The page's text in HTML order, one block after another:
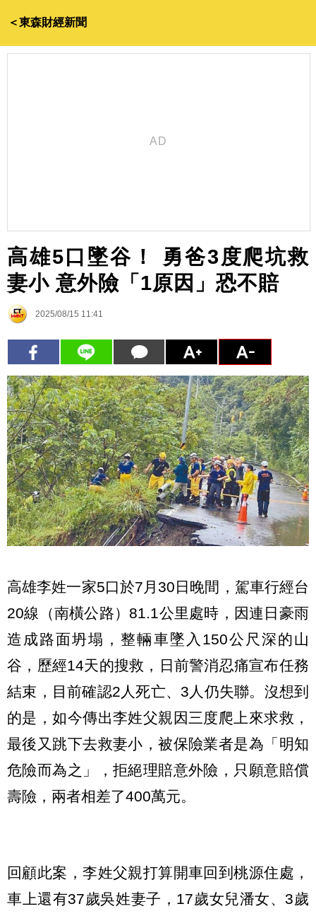
＜東森財經新聞
高雄5口墜谷！ 勇爸3度爬坑救
妻小 意外險「1原因」恐不賠
2025/08/15 11:41
高雄李姓一家5口於7月30日晚間，駕車行經台
20線（南橫公路）81.1公里處時，因連日豪雨
造成路面坍塌，整輛車墜入150公尺深的山
谷，歷經14天的搜救，日前警消忍痛宣布任務
結束，目前確認2人死亡、3人仍失聯。沒想到
的是，如今傳出李姓父親因三度爬上來求救，
最後又跳下去救妻小，被保險業者是為「明知
危險而為之」，拒絕理賠意外險，只願意賠償
壽險，兩者相差了400萬元。
回顧此案，李姓父親打算開車回到桃源住處，
車上還有37歲吳姓妻子，17歲女兒潘女、3歲